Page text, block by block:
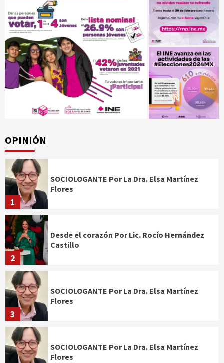
OPINIÓN
1
SOCIOLOGANTE Por La Dra. Elsa Martínez
Flores
2
Desde el corazón Por Lic. Rocío Hernández
Castillo
3
SOCIOLOGANTE Por La Dra. Elsa Martínez
Flores
SOCIOLOGANTE Por La Dra. Elsa Martínez
Flores